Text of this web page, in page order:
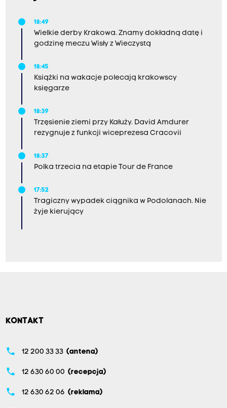
18:49
Wielkie derby Krakowa. Znamy dokładną datę i
godzinę meczu Wisły z Wieczystą
18:45
Książki na wakacje polecają krakowscy
księgarze
18:39
Trzęsienie ziemi przy Kałuży. David Amdurer
rezygnuje z funkcji wiceprezesa Cracovii
18:37
Polka trzecia na etapie Tour de France
17:52
Tragiczny wypadek ciągnika w Podolanach. Nie
żyje kierujący
KONTAKT
phone 12 200 33 33 (antena)
phone 12 630 60 00 (recepcja)
phone 12 630 62 06 (reklama)